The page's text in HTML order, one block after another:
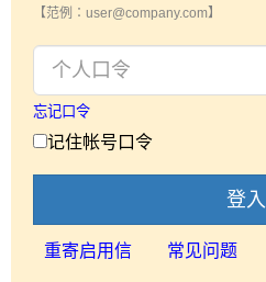
【范例：user@company.com】
忘记口令
记住帐号口令
登入
重寄启用信 常见问题